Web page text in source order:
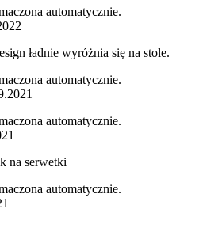
automatycznie.
ładnie wyróżnia się na stole.
automatycznie.
automatycznie.
na serwetki
automatycznie.